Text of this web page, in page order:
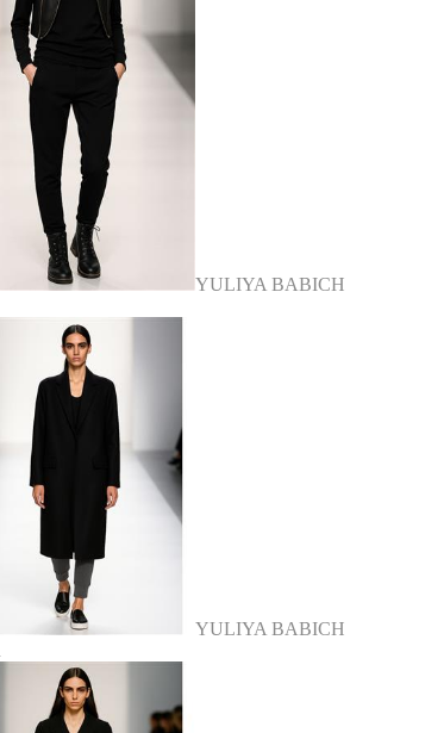
YULIYA BABICH
YULIYA BABICH